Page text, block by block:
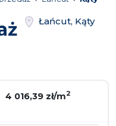
Łańcut, Kąty
4 016,39 zł/m2